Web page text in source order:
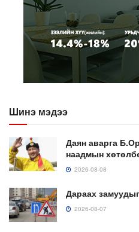
Шинэ мэдээ
Даян аварга
наадмын
2026-08-08
Дараах
2026-08-07